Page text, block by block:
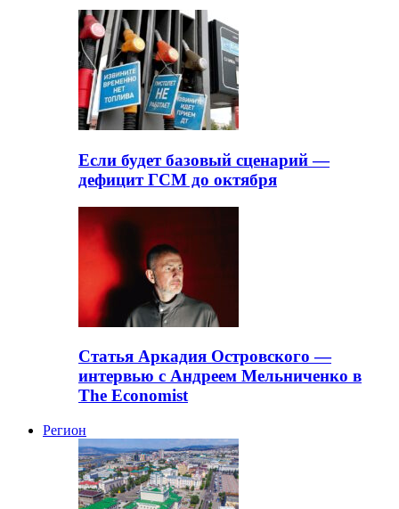
Если будет базовый сценарий —
дефицит ГСМ до октября
Статья Аркадия Островского —
интервью с Андреем Мельниченко в
The Economist
Регион